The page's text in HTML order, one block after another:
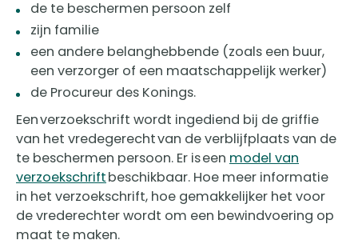
de te beschermen persoon zelf
zijn familie
een andere belanghebbende (zoals een buur,
een verzorger of een maatschappelijk werker)
de Procureur des Konings.
Een verzoekschrift wordt ingediend bij de griffie
van het vredegerecht van de verblijfplaats van de
te beschermen persoon. Er is een model van
verzoekschriftbeschikbaar. Hoe meer informatie
in het verzoekschrift, hoe gemakkelijker het voor
de vrederechter wordt om een bewindvoering op
maat te maken.